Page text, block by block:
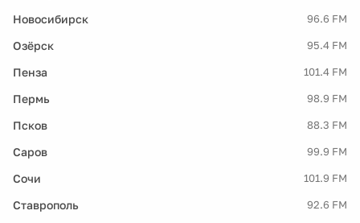
Новосибирск 96.6 FM
Озёрск 95.4 FM
Пенза 101.4 FM
Пермь 98.9 FM
Псков 88.3 FM
Саров 99.9 FM
Сочи 101.9 FM
Ставрополь 92.6 FM